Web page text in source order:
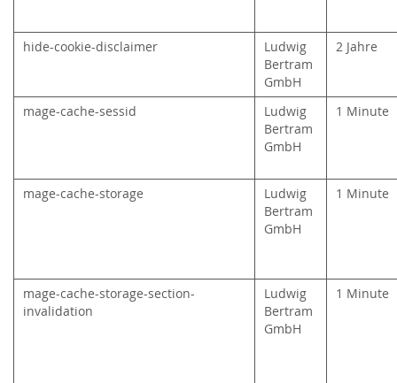
hide-cookie-disclaimer
Ludwig
Bertram
GmbH
2 Jahre
mage-cache-sessid
Ludwig
Bertram
GmbH
1 Minute
mage-cache-storage
Ludwig
Bertram
GmbH
1 Minute
mage-cache-storage-section-
invalidation
Ludwig
Bertram
GmbH
1 Minute